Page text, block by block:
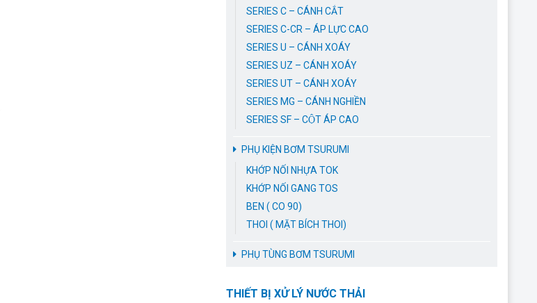
SERIES C – CÁNH CẮT
SERIES C-CR – ÁP LỰC CAO
SERIES U – CÁNH XOÁY
SERIES UZ – CÁNH XOÁY
SERIES UT – CÁNH XOÁY
SERIES MG – CÁNH NGHIỀN
SERIES SF – CỘT ÁP CAO
PHỤ KIỆN BƠM TSURUMI
KHỚP NỐI NHỰA TOK
KHỚP NỐI GANG TOS
BEN ( CO 90)
THOI ( MẶT BÍCH THOI)
PHỤ TÙNG BƠM TSURUMI
THIẾT BỊ XỬ LÝ NƯỚC THẢI